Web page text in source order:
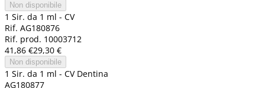
Non disponibile
1 Sir. da 1 ml - CV
Rif. AG180876
Rif. prod. 10003712
41,86 €29,30 €
Non disponibile
1 Sir. da 1 ml - CV Dentina
AG180877